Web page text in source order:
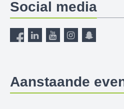
Social media
Aanstaande